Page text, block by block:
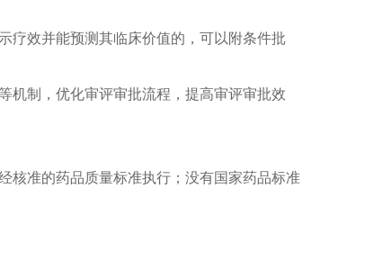
效并能预测其临床价值的，可以附条件批
制，优化审评审批流程，提高审评审批效
准的药品质量标准执行；没有国家药品标准